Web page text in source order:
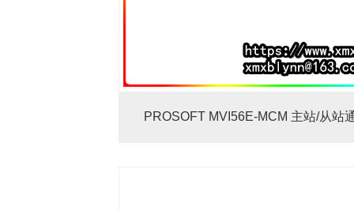
PROSOFT MVI56E-MCM 主站/从站